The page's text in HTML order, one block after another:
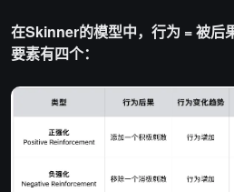
在Skinner的模型中，行为 = 被后
要素有四个：